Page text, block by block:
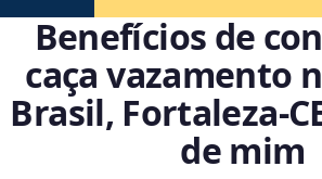
Benefícios de
caça vazamento
Brasil,
de mim